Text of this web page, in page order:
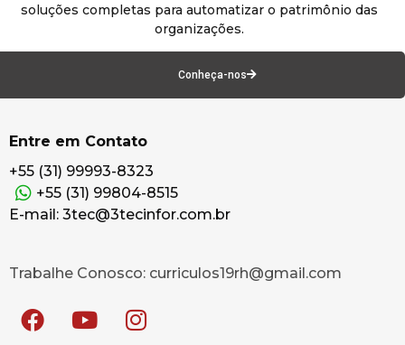
soluções completas para automatizar o patrimônio das
organizações.
Conheça-nos
Entre em Contato
+55 (31) 99993-8323
+55 (31) 99804-8515
E-mail: 3tec@3tecinfor.com.br
Trabalhe Conosco: curriculos19rh@gmail.com